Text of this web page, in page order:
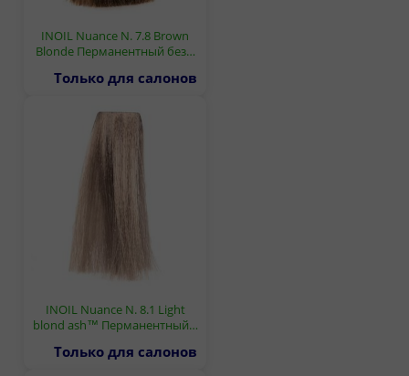
INOIL Nuance N. 7.8 Brown
Blonde Перманентный без…
Только для салонов
INOIL Nuance N. 8.1 Light
blond ash™ Перманентный…
Только для салонов